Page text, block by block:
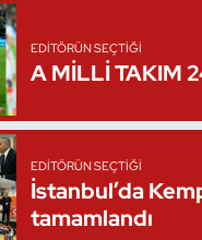
EDITÖRÜN SEÇTIĞI
A MİLLİ TAKIM
EDITÖRÜN SEÇTIĞI
İstanbul’da
tamamlandı